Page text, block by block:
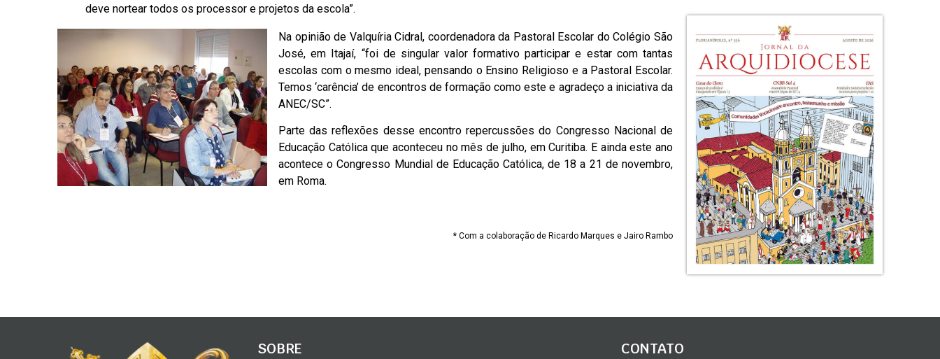
deve nortear todos os processor e projetos da escola”.
Na opinião de Valquíria Cidral, coordenadora da Pastoral Escolar do Colégio São
José, em Itajaí, “foi de singular valor formativo participar e estar com tantas
escolas com o mesmo ideal, pensando o Ensino Religioso e a Pastoral Escolar.
Temos ‘carência’ de encontros de formação como este e agradeço a iniciativa da
ANEC/SC”.
Parte das reflexões desse encontro repercussões do Congresso Nacional de
Educação Católica que aconteceu no mês de julho, em Curitiba. E ainda este ano
acontece o Congresso Mundial de Educação Católica, de 18 a 21 de novembro,
em Roma.
* Com a colaboração de Ricardo Marques e Jairo Rambo
SOBRE CONTATO